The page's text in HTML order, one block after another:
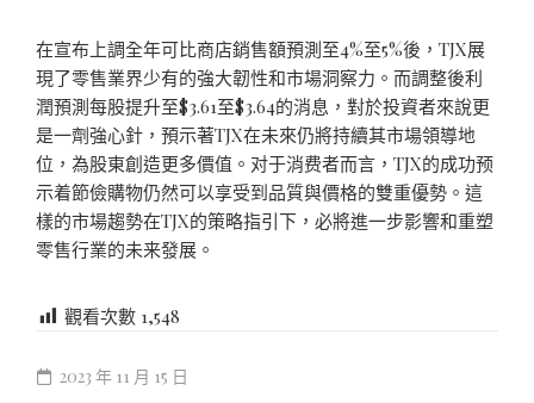
在宣布上調全年可比商店銷售額預測至4%至5%後，TJX展
現了零售業界少有的強大韌性和市場洞察力。而調整後利
潤預測每股提升至$3.61至$3.64的消息，對於投資者來說更
是一劑強心針，預示著TJX在未來仍將持續其市場領導地
位，為股東創造更多價值。对于消费者而言，TJX的成功预
示着節儉購物仍然可以享受到品質與價格的雙重優勢。這
樣的市場趨勢在TJX的策略指引下，必將進一步影響和重塑
零售行業的未来發展。
觀看次數 1,548
2023 年 11 月 15 日